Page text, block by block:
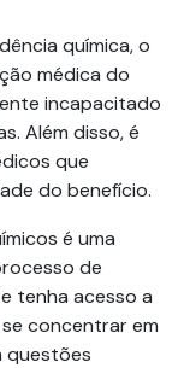
química, o
médica do
incapacitado
Além disso, é
que
do benefício.
é uma
de
tenha acesso a
concentrar em
questões